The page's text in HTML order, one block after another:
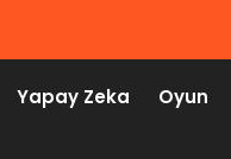
Yapay Zeka Oyun